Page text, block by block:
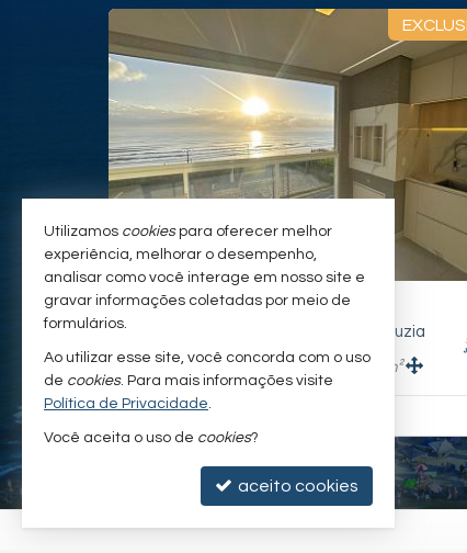
#638
ITAPOÁ -RAINHA DO MAR
3 3 2 197, m² 133, m²
R$ 1.620.000,
Utilizamos cookiespara oferecer melhor
experiência, melhorar o desempenho,
analisar como você interage em nosso site e
gravar informações coletadas por meio de
formulários.
Ao utilizar esse site, você concorda com o uso
de cookies. Para mais informações visite
Política de Privacidade.
Você aceita o uso de cookies?
aceito cookies